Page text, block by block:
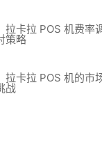
拉卡拉 POS 机费率
策略
拉卡拉 POS 机的市
战